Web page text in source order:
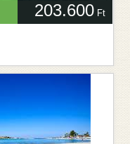
203.600 Ft